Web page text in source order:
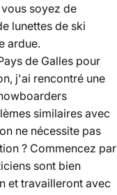
soyez de
lunettes de ski
ardue.
de Galles pour
j'ai rencontré une
similaires avec
ne nécessite pas
? Commencez par
sont bien
et travailleront avec